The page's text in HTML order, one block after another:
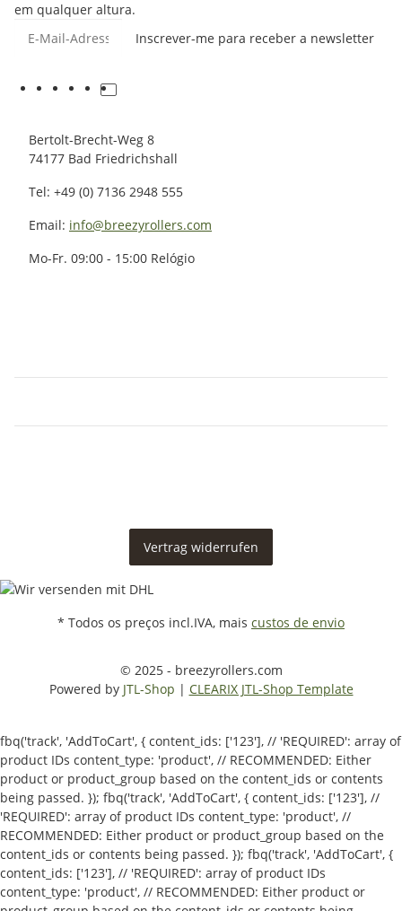
em qualquer altura.
Inscrever-me para receber a newsletter
Bertolt-Brecht-Weg 8
74177 Bad Friedrichshall
Tel: +49 (0) 7136 2948 555
Email: info@breezyrollers.com
Mo-Fr. 09:00 - 15:00 Relógio
Vertrag widerrufen
* Todos os preços incl.IVA, mais custos de envio
© 2025 - breezyrollers.com
Powered by JTL-Shop | CLEARIX JTL-Shop Template
fbq('track', 'AddToCart', { content_ids: ['123'], // 'REQUIRED': array of
product IDs content_type: 'product', // RECOMMENDED: Either
product or product_group based on the content_ids or contents
being passed. }); fbq('track', 'AddToCart', { content_ids: ['123'], //
'REQUIRED': array of product IDs content_type: 'product', //
RECOMMENDED: Either product or product_group based on the
content_ids or contents being passed. }); fbq('track', 'AddToCart', {
content_ids: ['123'], // 'REQUIRED': array of product IDs
content_type: 'product', // RECOMMENDED: Either product or